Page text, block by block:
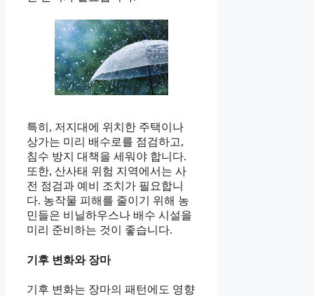
특히, 저지대에 위치한 주택이나
상가는 미리 배수로를 점검하고,
침수 방지 대책을 세워야 합니다.
또한, 산사태 위험 지역에서는 사
전 점검과 예비 조치가 필요합니
다. 농작물 피해를 줄이기 위해 농
민들은 비닐하우스나 배수 시설을
미리 준비하는 것이 좋습니다.
기후 변화와 장마
기후 변화는 장마의 패턴에도 영향